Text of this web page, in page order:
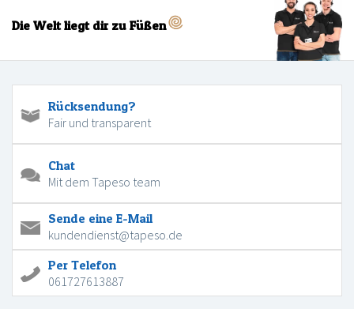
Die Welt liegt dir zu Füßen
Rücksendung?
Fair und transparent
Chat
Mit dem Tapeso team
Sende eine E-Mail
kundendienst@tapeso.de
Per Telefon
061727613887